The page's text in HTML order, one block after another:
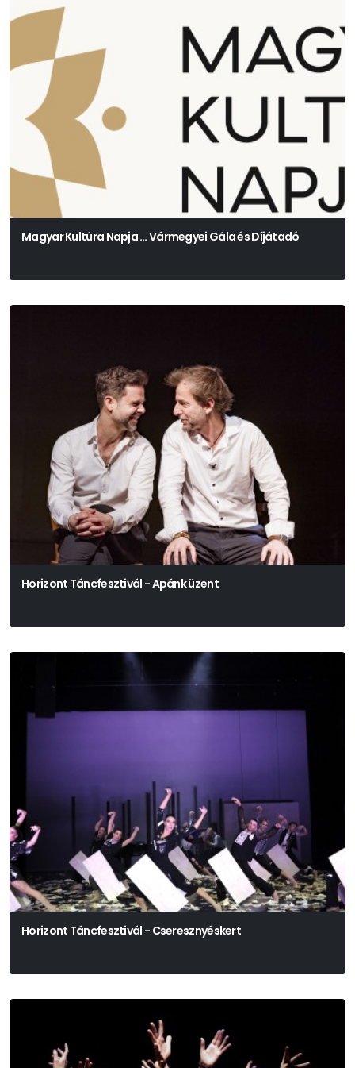
Magyar Kultúra Napja … Vármegyei Gála és Díjátadó
Horizont Táncfesztivál - Apánk üzent
Horizont Táncfesztivál - Cseresznyéskert